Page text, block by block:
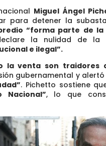
Miguel Ángel
para detener la
“forma parte de
la nulidad de la
e ilegal”.
la venta son traidores
gubernamental y
. Pichetto sostiene
Nacional”, lo que